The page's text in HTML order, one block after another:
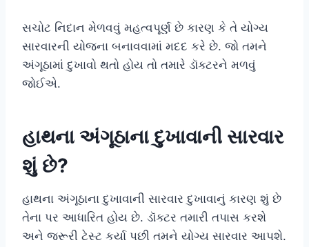
સચોટ નિદાન મેળવવું મહત્વપૂર્ણ છે કારણ કે તે યોગ્ય
સારવારની યોજના બનાવવામાં મદદ કરે છે. જો તમને
અંગૂઠામાં દુખાવો થતો હોય તો તમારે ડૉક્ટરને મળવું
જોઈએ.
હાથના અંગૂઠાના દુખાવાની સારવાર
શું છે?
હાથના અંગૂઠાના દુખાવાની સારવાર દુખાવાનું કારણ શું છે
તેના પર આધારિત હોય છે. ડૉક્ટર તમારી તપાસ કરશે
અને જરૂરી ટેસ્ટ કર્યા પછી તમને યોગ્ય સારવાર આપશે.